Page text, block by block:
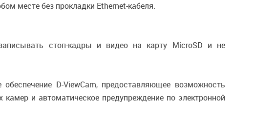
месте без прокладки Ethernet-кабеля.
стоп-кадры и видео на карту MicroSD и не
D-ViewCam, предоставляющее возможность
и автоматическое предупреждение по электронной